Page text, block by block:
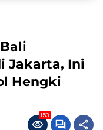
Jakarta, Ini
Hengki
153